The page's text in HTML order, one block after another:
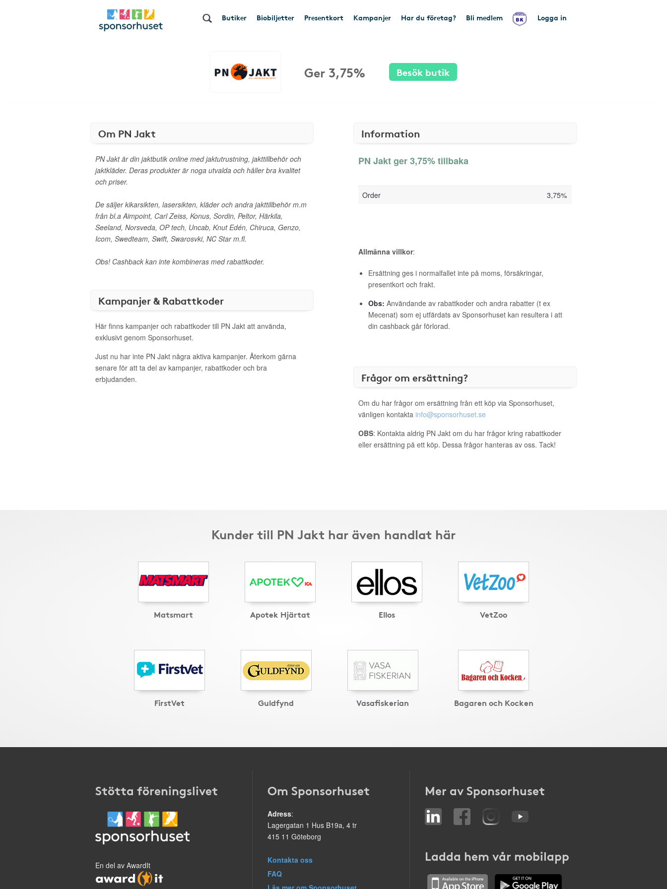
Butiker Biobiljetter Presentkort Kampanjer Har du företag? Bli medlem Logga in
Ger 3,75% Besök butik
Om PN Jakt
PN Jakt är din jaktbutik online med jaktutrustning, jakttillbehör och
jaktkläder. Deras produkter är noga utvalda och håller bra kvalitet
och priser.
De säljer kikarsikten, lasersikten, kläder och andra jakttillbehör m.m
från bl.a Aimpoint, Carl Zeiss, Konus, Sordin, Peltor, Härkila,
Seeland, Norsveda, OP tech, Uncab, Knut Edén, Chiruca, Genzo,
Icom, Swedteam, Swift, Swarosvki, NC Star m.fl.
Obs! Cashback kan inte kombineras med rabattkoder.
Kampanjer & Rabattkoder
Här finns kampanjer och rabattkoder till PN Jakt att använda,
exklusivt genom Sponsorhuset.
Just nu har inte PN Jakt några aktiva kampanjer. Återkom gärna
senare för att ta del av kampanjer, rabattkoder och bra
erbjudanden.
Information
PN Jakt ger 3,75% tillbaka
Order 3,75%
Allmänna villkor:
Ersättning ges i normalfallet inte på moms, försäkringar,
presentkort och frakt.
Obs: Användande av rabattkoder och andra rabatter (t ex
Mecenat) som ej utfärdats av Sponsorhuset kan resultera i att
din cashback går förlorad.
Frågor om ersättning?
Om du har frågor om ersättning från ett köp via Sponsorhuset,
vänligen kontakta info@sponsorhuset.se
OBS: Kontakta aldrig PN Jakt om du har frågor kring rabattkoder
eller ersättning på ett köp. Dessa frågor hanteras av oss. Tack!
Kunder till PN Jakt har även handlat här
Matsmart Apotek Hjärtat Ellos VetZoo
FirstVet Guldfynd Vasafiskerian Bagaren och Kocken
Stötta föreningslivet
En del av AwardIt
Om Sponsorhuset
Adress:
Lagergatan 1 Hus B19a, 4 tr
415 11 Göteborg
Kontakta oss
FAQ
Mer av Sponsorhuset
Ladda hem vår mobilapp